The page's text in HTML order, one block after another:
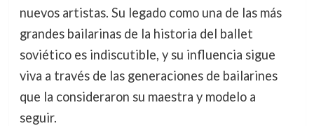
nuevos artistas. Su legado como una de las más
grandes bailarinas de la historia del ballet
soviético es indiscutible, y su influencia sigue
viva a través de las generaciones de bailarines
que la consideraron su maestra y modelo a
seguir.